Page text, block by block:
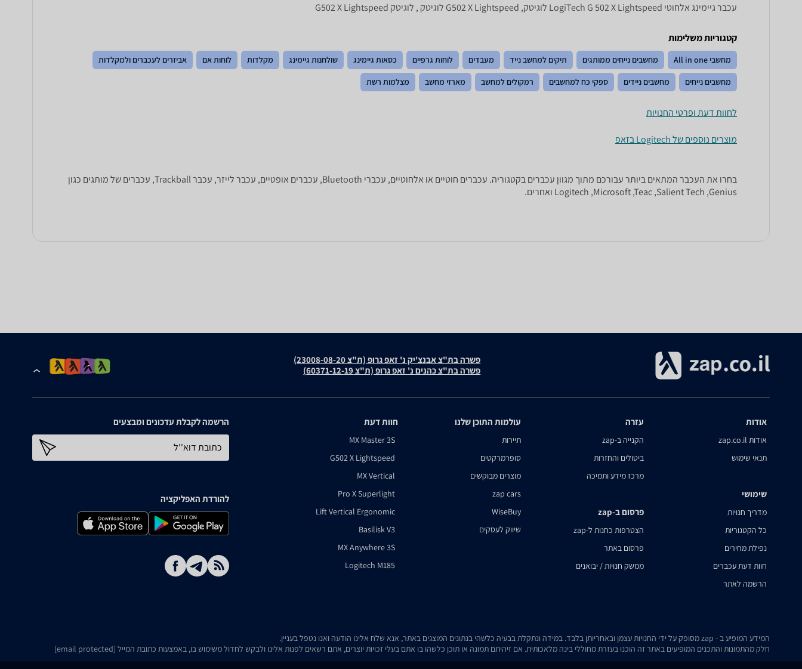
‏עכבר גיימינג ‏אלחוטי LogiTech G 502 X Lightspeed לוגיטק, G502 X Lightspeed לוגיטק , לוגיטק G502 X Lightspeed
קטגוריות משלימות
מחשבי All in one מחשבים נייחים ממותגים תיקים למחשב נייד מעבדים לוחות גרפיים כסאות גיימינג שולחנות גיימינג מקלדות לוחות אם אביזרים לעכברים ולמקלדות
מחשבים נייחים מחשבים ניידים ספקי כח למחשבים רמקולים למחשב מארזי מחשב מצלמות רשת
לחוות דעת ופרטי החנויות
מוצרים נוספים של Logitech בזאפ
בחרו את העכבר המתאים ביותר עבורכם מתוך מגוון עכברים בקטגוריה. עכברים חוטיים או אלחוטיים, עכברי Bluetooth, עכברים אופטיים, עכבר לייזר, עכבר Trackball, עכברים של מותגים כגון
Logitech ,Microsoft ,Teac ,Salient Tech ,Genius ואחרים.
פשרה בת"צ אבנצ'יק נ' זאפ גרופ (ת"צ 23008-08-20)
פשרה בת"צ כהנים נ' זאפ גרופ (ת"צ 60371-12-19)
אודות
אודות zap.co.il
תנאי שימוש
שימושי
מדריך חנויות
כל הקטגוריות
נפילת מחירים
חוות דעת עכברים
הרשמה לאתר
עזרה
הקנייה ב-zap
ביטולים והחזרות
מרכז מידע ותמיכה
פרסום ב-zap
הצטרפות כחנות ל-zap
פרסום באתר
ממשק חנויות / יבואנים
עולמות התוכן שלנו
תיירות
סופרמרקטים
מוצרים מבוקשים
zap cars
WiseBuy
שיווק לעסקים
חוות דעת
MX Master 3S
G502 X Lightspeed
MX Vertical
Pro X Superlight
Lift Vertical Ergonomic
Basilisk V3
MX Anywhere 3S
Logitech M185
הרשמה לקבלת עדכונים ומבצעים
כתובת דוא''ל
להורדת האפליקציה
המידע המופיע ב - zap מסופק על ידי החנויות עצמן ובאחריותן בלבד. במידה ונתקלת בבעיה כלשהי בנתונים המוצגים באתר, אנא שלח אלינו הודעה ואנו נטפל בעניין.
חלק מהתמונות והתכנים המופיעים באתר זה הוכנו בעזרת מחוללי בינה מלאכותית. אם זיהיתם תמונה או תוכן כלשהו בו אתם בעלי זכויות יוצרים, אתם רשאים לפנות אלינו ולבקש לחדול משימוש בו, באמצעות כתובת המייל [email protected]